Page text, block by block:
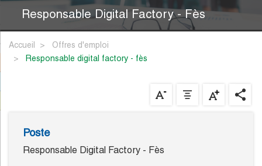
Responsable Digital Factory - Fès
Accueil
Offres d'emploi
responsable digital factory - fès
Poste
Responsable Digital Factory - Fès